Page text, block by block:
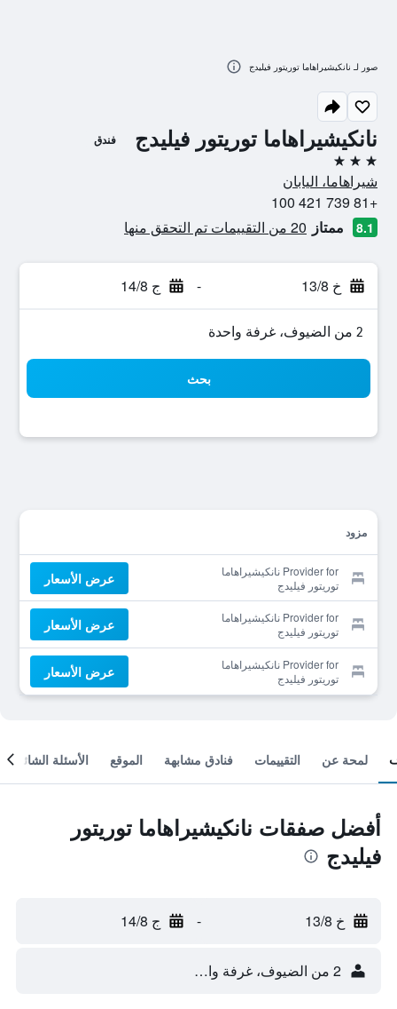
نانكيشيراهاما توريتور فيليدج فندق
3 نجوم
شيراهاما، اليابان
+81 739 421 100
8.1 ممتاز 20 من التقييمات تم التحقق منها
خ 13/8 - ج 14/8
2 من الضيوف، غرفة واحدة
بحث
مزود
Provider for نانكيشيراهاما
توريتور فيليدج
عرض الأسعار
Provider for نانكيشيراهاما
توريتور فيليدج
عرض الأسعار
Provider for نانكيشيراهاما
توريتور فيليدج
عرض الأسعار
صور لـ نانكيشيراهاما توريتور فيليدج
لمحة عن التقييمات فنادق مشابهة الموقع الأسئلة الشائعة
أفضل صفقات نانكيشيراهاما توريتور
فيليدج
خ 13/8 - ج 14/8
2 من الضيوف، غرفة واحدة